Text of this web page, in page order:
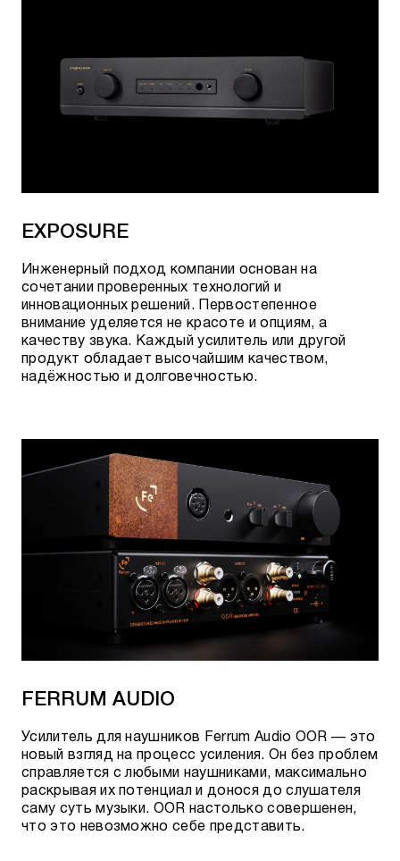
EXPOSURE
Инженерный подход компании основан на
сочетании проверенных технологий и
инновационных решений. Первостепенное
внимание уделяется не красоте и опциям, а
качеству звука. Каждый усилитель или другой
продукт обладает высочайшим качеством,
надёжностью и долговечностью.
FERRUM AUDIO
Усилитель для наушников Ferrum Audio OOR — это
новый взгляд на процесс усиления. Он без проблем
справляется с любыми наушниками, максимально
раскрывая их потенциал и донося до слушателя
саму суть музыки. OOR настолько совершенен,
что это невозможно себе представить.